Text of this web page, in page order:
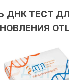
ДНК ТЕСТ